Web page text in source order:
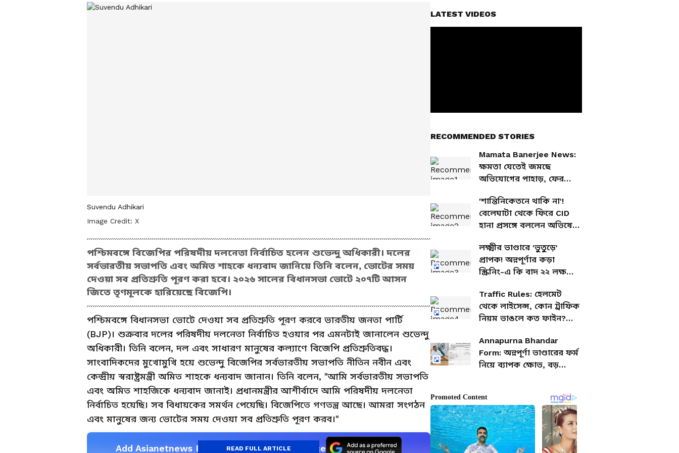
Suvendu Adhikari
Image Credit: X
পশ্চিমবঙ্গে বিজেপির পরিষদীয় দলনেতা নির্বাচিত হলেন শুভেন্দু অধিকারী। দলের
সর্বভারতীয় সভাপতি এবং অমিত শাহকে ধন্যবাদ জানিয়ে তিনি বলেন, ভোটের সময়
দেওয়া সব প্রতিশ্রুতি পূরণ করা হবে। ২০২৬ সালের বিধানসভা ভোটে ২০৭টি আসন
জিতে তৃণমূলকে হারিয়েছে বিজেপি।
পশ্চিমবঙ্গে বিধানসভা ভোটে দেওয়া সব প্রতিশ্রুতি পূরণ করবে ভারতীয় জনতা পার্টি
(BJP)। শুক্রবার দলের পরিষদীয় দলনেতা নির্বাচিত হওয়ার পর এমনটাই জানালেন শুভেন্দু
অধিকারী। তিনি বলেন, দল এবং সাধারণ মানুষের কল্যাণে বিজেপি প্রতিশ্রুতিবদ্ধ।
সাংবাদিকদের মুখোমুখি হয়ে শুভেন্দু বিজেপির সর্বভারতীয় সভাপতি নীতিন নবীন এবং
কেন্দ্রীয় স্বরাষ্ট্রমন্ত্রী অমিত শাহকে ধন্যবাদ জানান। তিনি বলেন, "আমি সর্বভারতীয় সভাপতি
এবং অমিত শাহজিকে ধন্যবাদ জানাই। প্রধানমন্ত্রীর আশীর্বাদে আমি পরিষদীয় দলনেতা
নির্বাচিত হয়েছি। সব বিধায়কের সমর্থন পেয়েছি। বিজেপিতে গণতন্ত্র আছে। আমরা সংগঠন
এবং মানুষের জন্য ভোটের সময় দেওয়া সব প্রতিশ্রুতি পূরণ করব।"
Add Asianetnews Bangla as a Preferred Source
READ FULL ARTICLE
LATEST VIDEOS
RECOMMENDED STORIES
Mamata Banerjee News:
ক্ষমতা যেতেই জমছে
অভিযোগের পাহাড়, ফের
বন্দ্যোপাধ্যায়ের নামে
'শান্তিনিকেতনে থাকি না'!
বেলেঘাটা থেকে ফিরে CID
হানা প্রসঙ্গে বললেন অভিষেক
লক্ষ্মীর ভাণ্ডারে 'ভুতুড়ে'
প্রাপক! অন্নপূর্ণার কড়া
স্ক্রিনিং-এ কি বাদ ২২ লক্ষ
Traffic Rules: হেলমেট
থেকে লাইসেন্স, কোন ট্রাফিক
নিয়ম ভাঙলে কত ফাইন?
Annapurna Bhandar
Form: অন্নপূর্ণা ভাণ্ডারের ফর্ম
নিয়ে ব্যাপক ক্ষোভ, বড়